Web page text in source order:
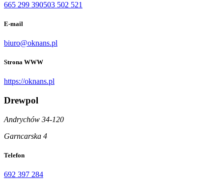
665 299 390503 502 521
E-mail
biuro@oknans.pl
Strona WWW
https://oknans.pl
Drewpol
Andrychów 34-120
Garncarska 4
Telefon
692 397 284